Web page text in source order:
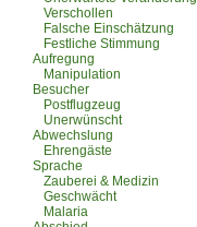
Verschollen
Falsche Einschätzung
Festliche Stimmung
Aufregung
Manipulation
Besucher
Postflugzeug
Unerwünscht
Abwechslung
Ehrengäste
Sprache
Zauberei & Medizin
Geschwächt
Malaria